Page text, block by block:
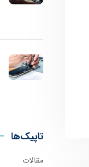
تاپیک‌ها
مقالات